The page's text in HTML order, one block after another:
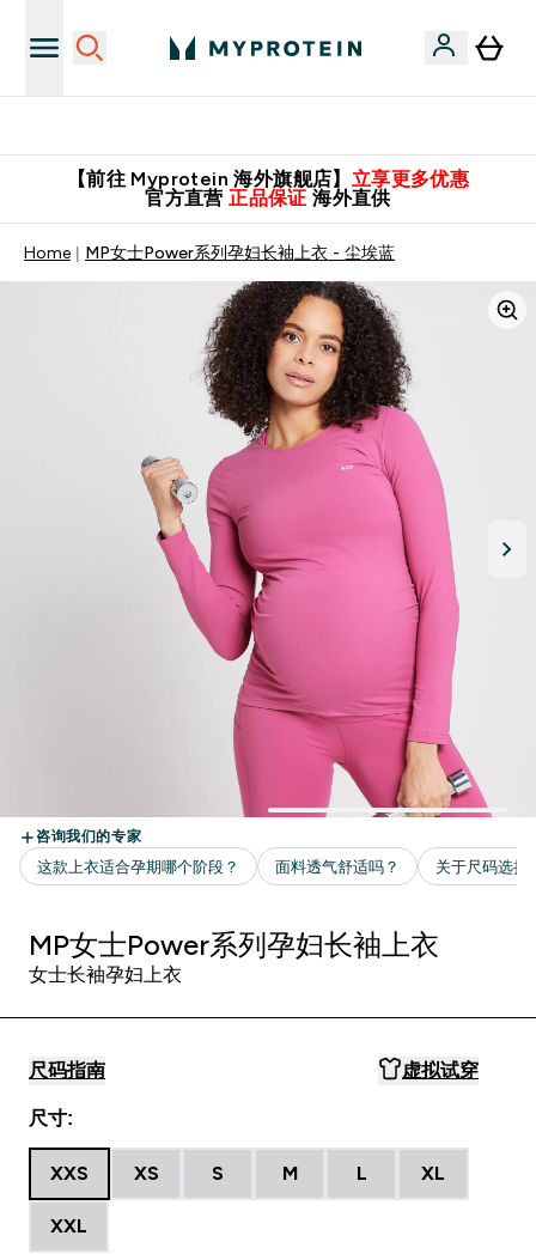
【前往 Myprotein 海外旗舰店】 立享更多优惠
官方直营 正品保证 海外直供
Home MP女士Power系列孕妇长袖上衣 - 尘埃蓝
MP女士Power系列孕妇长袖上衣
女士长袖孕妇上衣
尺码指南 虚拟试穿
尺寸:
XXS XS S M L XL
XXL